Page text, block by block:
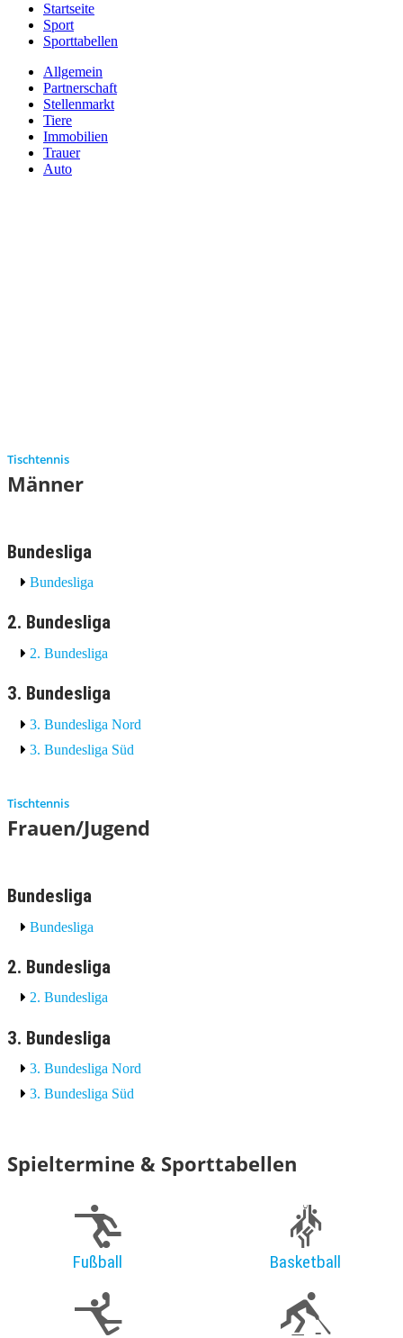
Startseite
Sport
Sporttabellen
Allgemein
Partnerschaft
Stellenmarkt
Tiere
Immobilien
Trauer
Auto
Tischtennis
Männer
Bundesliga
Bundesliga
2. Bundesliga
2. Bundesliga
3. Bundesliga
3. Bundesliga Nord
3. Bundesliga Süd
Tischtennis
Frauen/Jugend
Bundesliga
Bundesliga
2. Bundesliga
2. Bundesliga
3. Bundesliga
3. Bundesliga Nord
3. Bundesliga Süd
Spieltermine & Sporttabellen
Fußball Basketball